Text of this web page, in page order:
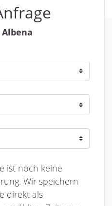
ist noch keine
Wir speichern
direkt als